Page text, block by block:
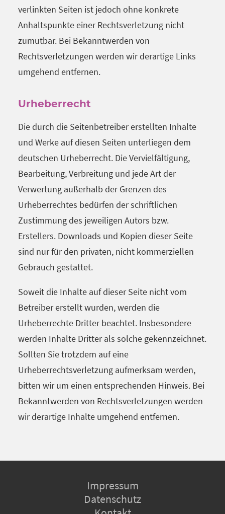
verlinkten Seiten ist jedoch ohne konkrete
Anhaltspunkte einer Rechtsverletzung nicht
zumutbar. Bei Bekanntwerden von
Rechtsverletzungen werden wir derartige Links
umgehend entfernen.
Urheberrecht
Die durch die Seitenbetreiber erstellten Inhalte
und Werke auf diesen Seiten unterliegen dem
deutschen Urheberrecht. Die Vervielfältigung,
Bearbeitung, Verbreitung und jede Art der
Verwertung außerhalb der Grenzen des
Urheberrechtes bedürfen der schriftlichen
Zustimmung des jeweiligen Autors bzw.
Erstellers. Downloads und Kopien dieser Seite
sind nur für den privaten, nicht kommerziellen
Gebrauch gestattet.
Soweit die Inhalte auf dieser Seite nicht vom
Betreiber erstellt wurden, werden die
Urheberrechte Dritter beachtet. Insbesondere
werden Inhalte Dritter als solche gekennzeichnet.
Sollten Sie trotzdem auf eine
Urheberrechtsverletzung aufmerksam werden,
bitten wir um einen entsprechenden Hinweis. Bei
Bekanntwerden von Rechtsverletzungen werden
wir derartige Inhalte umgehend entfernen.
Impressum
Datenschutz